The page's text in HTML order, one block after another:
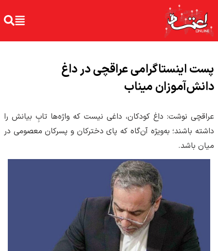
پست اینستاگرامی عراقچی در داغ
دانش‌آموزان میناب
عراقچی نوشت: داغ کودکان، داغی نیست که واژه‌ها تابِ بیانش را
داشته باشند؛ به‌ویژه آن‌گاه که پای دخترکان و پسرکان معصومی در
میان باشد.